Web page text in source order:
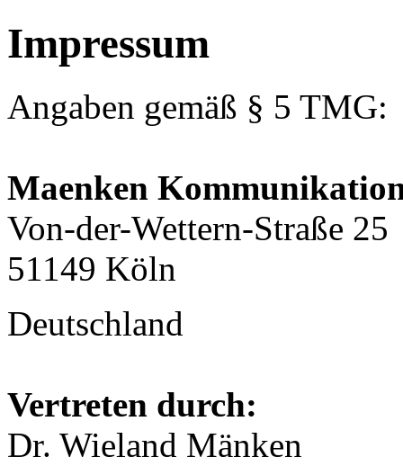
Impressum
Angaben gemäß § 5 TMG:
Maenken
Von-der-Wettern-Straße 25
51149 Köln
Deutschland
Vertreten durch:
Dr. Wieland Mänken